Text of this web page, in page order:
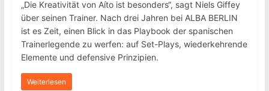
„Die Kreativität von Aíto ist besonders“, sagt Niels Giffey
über seinen Trainer. Nach drei Jahren bei ALBA BERLIN
ist es Zeit, einen Blick in das Playbook der spanischen
Trainerlegende zu werfen: auf Set-Plays, wiederkehrende
Elemente und defensive Prinzipien.
Weiterlesen